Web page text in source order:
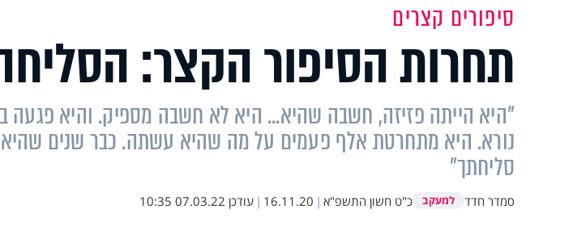
סיפורים קצרים
תחרות הסיפור הקצר:
"היא הייתה פזיזה, חשבה שהיא... היא לא חשבה מספיק. והיא פגעה
נורא. היא מתחרטת אלף פעמים על מה שהיא עשתה. כבר שנים
סליחתך"
סמדר חדד למעקב כ"ט חשון התשפ"א |
16.11.20
| עודכן 07.03.22 10:35